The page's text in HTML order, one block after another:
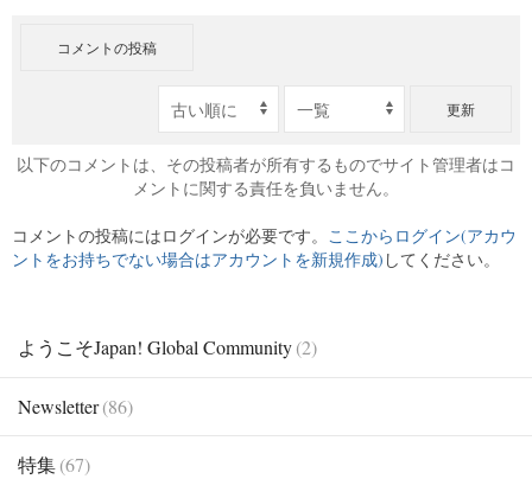
コメントの投稿
更新
以下のコメントは、その投稿者が所有するものでサイト管理者はコ
メントに関する責任を負いません。
コメントの投稿にはログインが必要です。
ここからログイン(アカウ
ントをお持ちでない場合はアカウントを新規作成) してください。
ようこそJapan! Global Community(2)
Newsletter(86)
特集(67)